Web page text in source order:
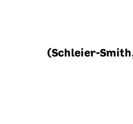
(Schleier-